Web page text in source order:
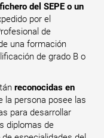
del SEPE o un
por el
de
una formación
de grado B o
reconocidas en
la persona posee las
para desarrollar
diplomas de